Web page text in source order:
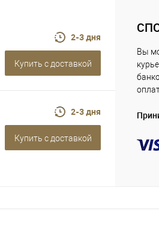
2-3 дня
Купить c доставкой
2-3 дня
Купить c доставкой
Вы